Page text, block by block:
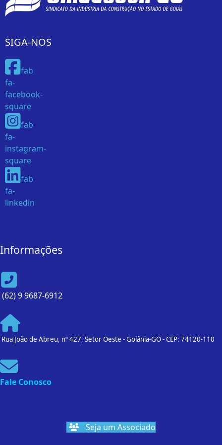
SIGA-NOS
fab
fa-
facebook-
square
fab
fa-
instagram-
square
fab
fa-
linkedin
Informações
(62) 9 9687-6912
Rua João de Abreu, nº 427, Setor Oeste - Goiânia-GO - CEP: 74120-110
Fale Conosco
Seja um Associado